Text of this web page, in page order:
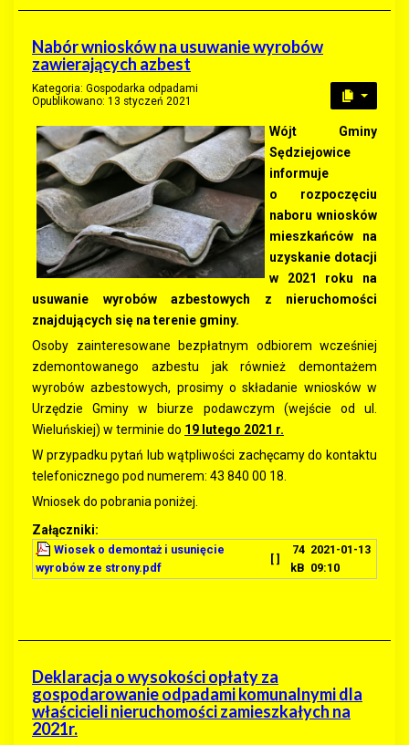
Nabór wniosków na usuwanie wyrobów
zawierających azbest
Kategoria: Gospodarka odpadami
Opublikowano: 13 styczeń 2021
Wójt Gminy
Sędziejowice
informuje
o rozpoczęciu
naboru wniosków
mieszkańców na
uzyskanie dotacji
w 2021 roku na
usuwanie wyrobów azbestowych z nieruchomości
znajdujących się na terenie gminy.
Osoby zainteresowane bezpłatnym odbiorem wcześniej
zdemontowanego azbestu jak również demontażem
wyrobów azbestowych, prosimy o składanie wniosków w
Urzędzie Gminy w biurze podawczym (wejście od ul.
Wieluńskiej) w terminie do 19 lutego 2021 r.
W przypadku pytań lub wątpliwości zachęcamy do kontaktu
telefonicznego pod numerem: 43 840 00 18.
Wniosek do pobrania poniżej.
Załączniki:
Wiosek o demontaż i usunięcie
wyrobów ze strony.pdf
[ ]
74
kB
2021-01-13
09:10
Deklaracja o wysokości opłaty za
gospodarowanie odpadami komunalnymi dla
właścicieli nieruchomości zamieszkałych na
2021r.